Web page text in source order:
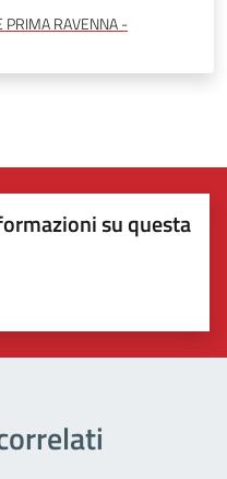
PRIMA RAVENNA -
su questa
5